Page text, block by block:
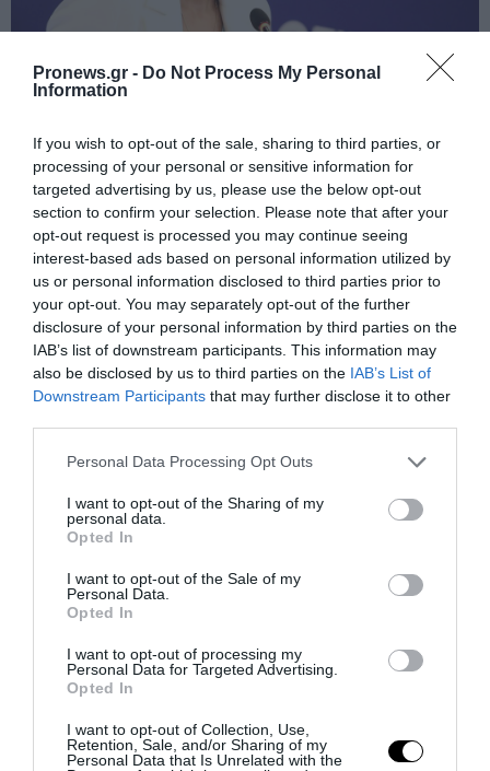
Pronews.gr - Do Not Process My Personal
Information
If you wish to opt-out of the sale, sharing to third parties, or
processing of your personal or sensitive information for
targeted advertising by us, please use the below opt-out
section to confirm your selection. Please note that after your
opt-out request is processed you may continue seeing
interest-based ads based on personal information utilized by
us or personal information disclosed to third parties prior to
your opt-out. You may separately opt-out of the further
disclosure of your personal information by third parties on the
IAB’s list of downstream participants. This information may
also be disclosed by us to third parties on the IAB’s List of
Downstream Participants that may further disclose it to other
Please note that this website/app uses one or more Google
not limited to your visit or usage behaviour. You may click to
grant or deny consent to Google and its third-party tags to
use your data for below specified purposes in below Google
consent section.
Personal Data Processing Opt Outs
I want to opt-out of the Sharing of my
personal data.
Opted In
I want to opt-out of the Sale of my
Personal Data.
Opted In
I want to opt-out of processing my
Personal Data for Targeted Advertising.
Opted In
I want to opt-out of Collection, Use,
Retention, Sale, and/or Sharing of my
Personal Data that Is Unrelated with the
Α.Λατινοπούλου: «Υπάρχει δωρεάν
εμβόλιο για την ευλογιά των
αιγοπροβάτων – Η κυβέρνηση
καθυστερεί» (βίντεο)
03.11.2025 | 11:28
PRONEWS.GR /ΑΛΛΑ ΚΟΜΜΑΤΑ
Κασσελάκης για Μητσοτάκη: Η μόνη
μεταρρύθμιση είναι η ψηφιοποίηση
του ρουσφετιού
02.11.2025 | 17:57